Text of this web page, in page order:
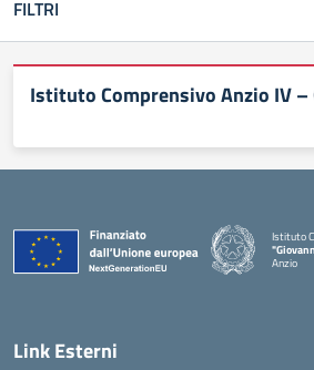
FILTRI
Istituto Comprensivo Anzio IV –
Istituto
Anzio
Link Esterni